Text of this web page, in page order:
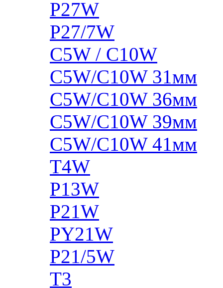
P27W
P27/7W
C5W / C10W
C5W/C10W 31мм
C5W/C10W 36мм
C5W/C10W 39мм
C5W/C10W 41мм
T4W
P13W
P21W
PY21W
P21/5W
T3